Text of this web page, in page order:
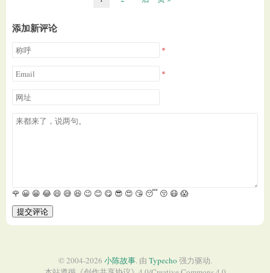
添加新评论
🌹 😀 😁 😂 😄 😅 😆 😉 😊 😋 😎 😍 😘 😴 😚 😷 😱
提交评论
© 2004-2026 小陈故事. 由 Typecho 强力驱动.